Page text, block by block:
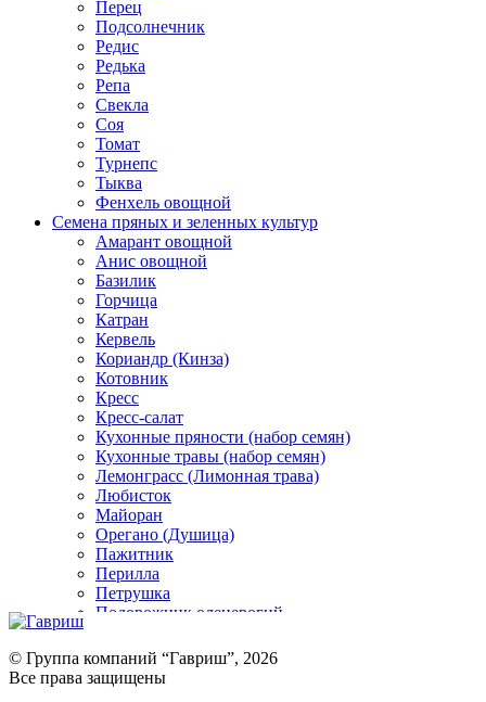
Перец
Подсолнечник
Редис
Редька
Репа
Свекла
Соя
Томат
Турнепс
Тыква
Фенхель овощной
Семена пряных и зеленных культур
Амарант овощной
Анис овощной
Базилик
Горчица
Катран
Кервель
Кориандр (Кинза)
Котовник
Кресс
Кресс-салат
Кухонные пряности (набор семян)
Кухонные травы (набор семян)
Лемонграсс (Лимонная трава)
Любисток
Майоран
Орегано (Душица)
Пажитник
Перилла
Петрушка
Подорожник оленерогий
Ревень
Рукола
Рута
© Группа компаний “Гавриш”, 2026
Все права защищены